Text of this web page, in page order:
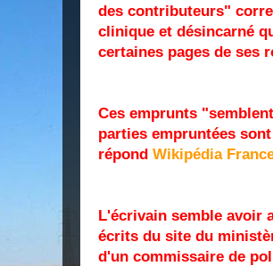
des contributeurs"
clinique et désincarné
certaines pages de ses
Ces emprunts
parties empruntées
répond Wikipédia
L'écrivain semble avoir
écrits du site du
d'un commissaire de